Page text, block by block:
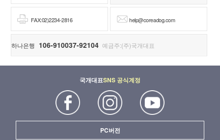
FAX:02)2234-2816 help@coreadog.com
하나은행 106-910037-92104 예금주:(주)국개대표
국개대표SNS 공식계정
PC버전